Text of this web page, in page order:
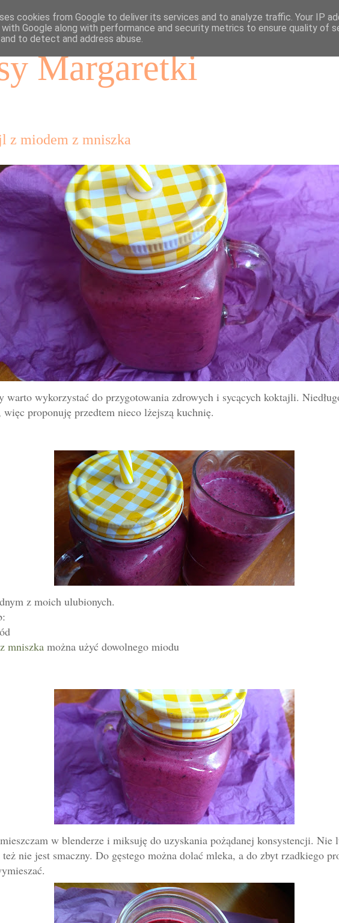
Margaretki
z miodem z mniszka
warto wykorzystać do przygotowania zdrowych i sycących koktajli.
więc proponuję przedtem nieco lżejszą kuchnię.
z moich ulubionych.
mniszka można użyć dowolnego miodu
w blenderze i miksuję do uzyskania pożądanej konsystencji. Nie
nie jest smaczny. Do gęstego można dolać mleka, a do zbyt rzadkiego
cookies from Google to deliver its services and to analyze traffic. Your IP
with Google along with performance and security metrics to ensure quality of
to detect and address abuse.